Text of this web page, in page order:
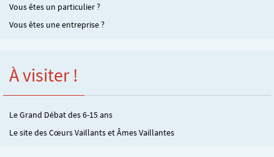
Vous êtes un particulier ?
Vous êtes une entreprise ?
À visiter !
Le Grand Débat des 6-15 ans
Le site des Cœurs Vaillants et Âmes Vaillantes